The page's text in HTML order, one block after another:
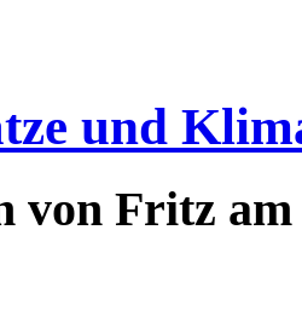
und
von Fritz